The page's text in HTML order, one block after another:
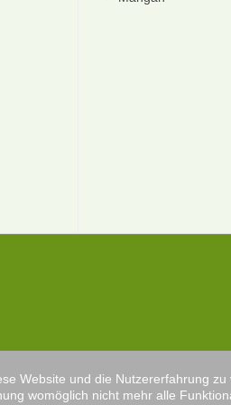
Website und die Nutzererfahrung zu
womöglich nicht mehr alle